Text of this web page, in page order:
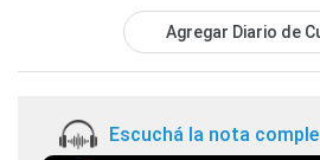
Agregar Diario de
Escuchá la nota